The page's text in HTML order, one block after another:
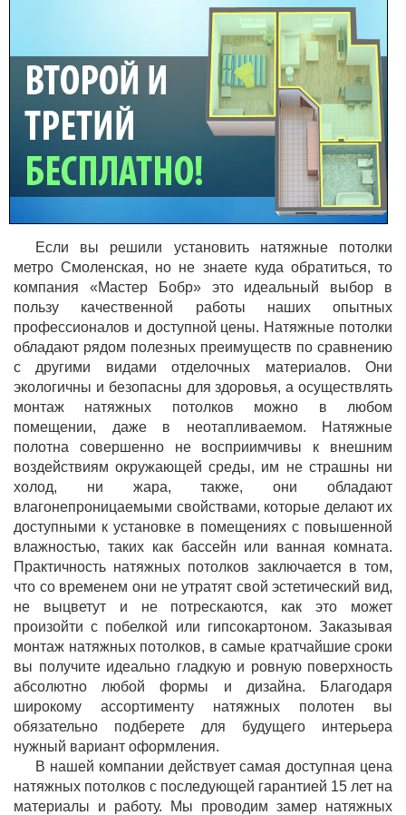
Если вы решили установить натяжные потолки
метро Смоленская, но не знаете куда обратиться, то
компания «Мастер Бобр» это идеальный выбор в
пользу качественной работы наших опытных
профессионалов и доступной цены. Натяжные потолки
обладают рядом полезных преимуществ по сравнению
с другими видами отделочных материалов. Они
экологичны и безопасны для здоровья, а осуществлять
монтаж натяжных потолков можно в любом
помещении, даже в неотапливаемом. Натяжные
полотна совершенно не восприимчивы к внешним
воздействиям окружающей среды, им не страшны ни
холод, ни жара, также, они обладают
влагонепроницаемыми свойствами, которые делают их
доступными к установке в помещениях с повышенной
влажностью, таких как бассейн или ванная комната.
Практичность натяжных потолков заключается в том,
что со временем они не утратят свой эстетический вид,
не выцветут и не потрескаются, как это может
произойти с побелкой или гипсокартоном. Заказывая
монтаж натяжных потолков, в самые кратчайшие сроки
вы получите идеально гладкую и ровную поверхность
абсолютно любой формы и дизайна. Благодаря
широкому ассортименту натяжных полотен вы
обязательно подберете для будущего интерьера
нужный вариант оформления.
В нашей компании действует самая доступная цена
натяжных потолков с последующей гарантией 15 лет на
материалы и работу. Мы проводим замер натяжных